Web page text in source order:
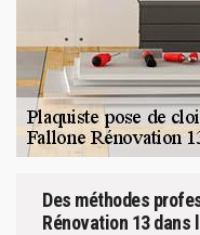
Des méthodes
Rénovation 13 dans